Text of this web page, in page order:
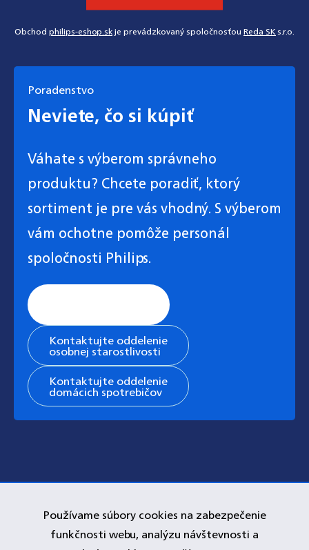
Používame súbory cookies na zabezpečenie
funkčnosti webu, analýzu návštevnosti a
Obchodphilips-eshop.skje prevádzkovaný spoločnosťouReda SKs.r.o.
Poradenstvo
Neviete, čo si kúpiť
Váhate s výberom správneho
produktu? Chcete poradiť, ktorý
sortiment je pre vás vhodný. S výberom
vám ochotne pomôže personál
spoločnosti Philips.
Kontaktujte oddelenie
osobnej starostlivosti
Kontaktujte oddelenie
domácich spotrebičov